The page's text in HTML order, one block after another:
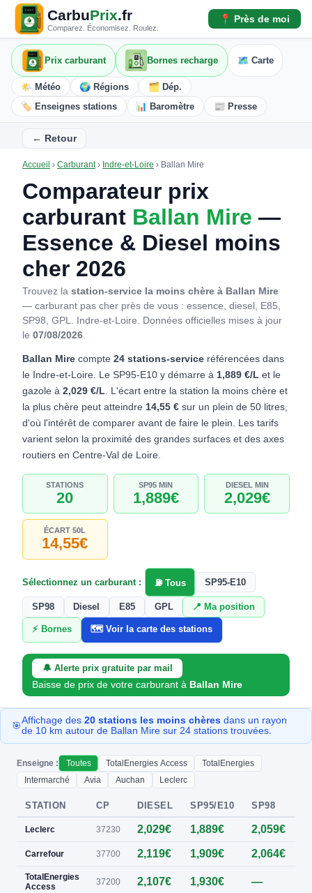
CarbuPrix.fr
Comparez. Économisez. Roulez.
📍 Près de moi
Prix carburant Bornes recharge 🗺️ Carte
🌤️ Météo 🌍 Régions
🗂️ Dép.
🏷️ Enseignes stations
📊 Baromètre 📰 Presse
← Retour
Accueil › Carburant› Indre-et-Loire › Ballan Mire
Comparateur prix
carburant Ballan Mire —
Essence & Diesel moins
cher 2026
Trouvez la station-service la moins chère à Ballan Mire
— carburant pas cher près de vous : essence, diesel, E85,
SP98, GPL. Indre-et-Loire. Données officielles mises à jour
le 07/08/2026.
Ballan Mire compte 24 stations-service référencées dans
le Indre-et-Loire. Le SP95-E10 y démarre à 1,889 €/L et le
gazole à 2,029 €/L. L'écart entre la station la moins chère et
la plus chère peut atteindre 14,55 € sur un plein de 50 litres,
d'où l'intérêt de comparer avant de faire le plein. Les tarifs
varient selon la proximité des grandes surfaces et des axes
routiers en Centre-Val de Loire.
STATIONS
20
SP95 MIN
1,889€
DIESEL MIN
2,029€
ÉCART 50L
14,55€
Sélectionnez un carburant : ⛽ Tous SP95-E10
SP98 Diesel E85 GPL 📍 Ma position
⚡ Bornes 🗺️ Voir la carte des stations
🔔 Alerte prix gratuite par mail
Baisse de prix de votre carburant à Ballan Mire
🎯Affichage des 20 stations les moins chères dans un rayon
de 10 km autour de Ballan Mire sur 24 stations trouvées.
Enseigne : Toutes TotalEnergies Access
TotalEnergies
Intermarché
Avia Auchan Leclerc
STATION CP DIESEL SP95/E10 SP98
Leclerc 37230 2,029€ 1,889€ 2,059€
Carrefour 37700 2,119€ 1,909€ 2,064€
TotalEnergies
Access
37200 2,107€ 1,930€ —